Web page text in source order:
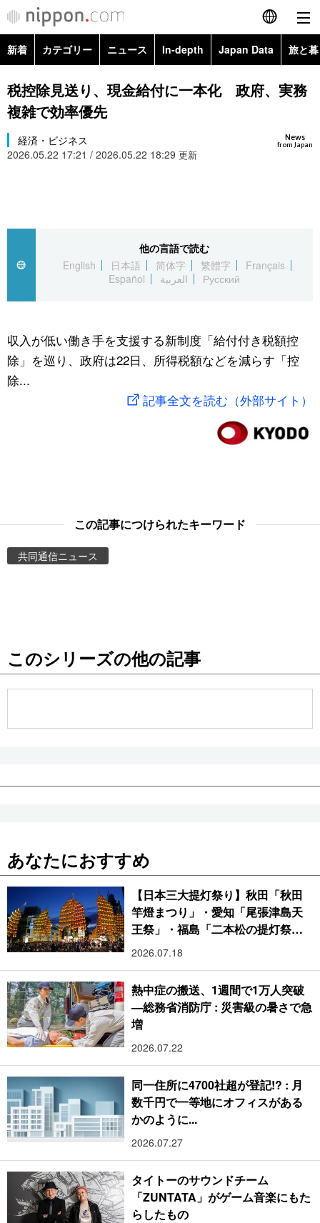
English
简体字
Русский
カテゴリー
国際
社会
文化
科学・技術
アーカイブ
Japan Data
旅と暮らし
動画/Live
Books
People
公式SNS
新着 カテゴリー ニュース In-depth Japan Data 旅と
政治・外交
経済・ビジネス
国際・海外
文化
科学・技術
暮らし
スポーツ・東京2020
Topics
税控除見送り、現金給付に一本化 政府、実務
複雑で効率優先
News
from Japan
経済・ビジネス
2026.05.22 17:21 / 2026.05.22 18:29 更新
他の言語で読む
English
日本語 简体字 繁體字
Français
Español
العربية Русский
収入が低い働き手を支援する新制度「給付付き税額控
除」を巡り、政府は22日、所得税額などを減らす「控
除...
記事全文を読む（外部サイト）
この記事につけられたキーワード
共同通信ニュース
このシリーズの他の記事
あなたにおすすめ
【日本三大提灯祭り】秋田「秋田
竿燈まつり」・愛知「尾張津島天
王祭」・福島「二本松の提灯祭
り」:おびただしい灯火が夜空を照
2026.07.18
熱中症の搬送、1週間で1万人突破
―総務省消防庁 : 災害級の暑さで急
増
2026.07.22
同一住所に4700社超が登記!? : 月
数千円で一等地にオフィスがある
かのように...
2026.07.27
タイトーのサウンドチーム
「ZUNTATA」がゲーム音楽にもた
らしたもの